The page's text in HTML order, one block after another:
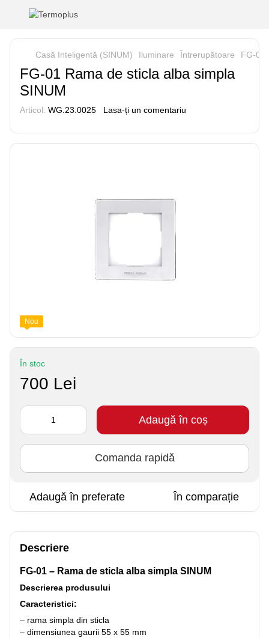
Casă Inteligentă (SINUM) Iluminare Întrerupătoare FG-01
FG-01 Rama de sticla alba simpla
SINUM
Articol: WG.23.0025 Lasa-ți un comentariu
Nou
În stoc
700 Lei
Adaugă în coș
Comanda rapidă
Adaugă în preferate În comparație
Descriere
FG-01 – Rama de sticla alba simpla SINUM
Descrierea produsului
Caracteristici:
– rama simpla din sticla
– dimensiunea gaurii 55 x 55 mm